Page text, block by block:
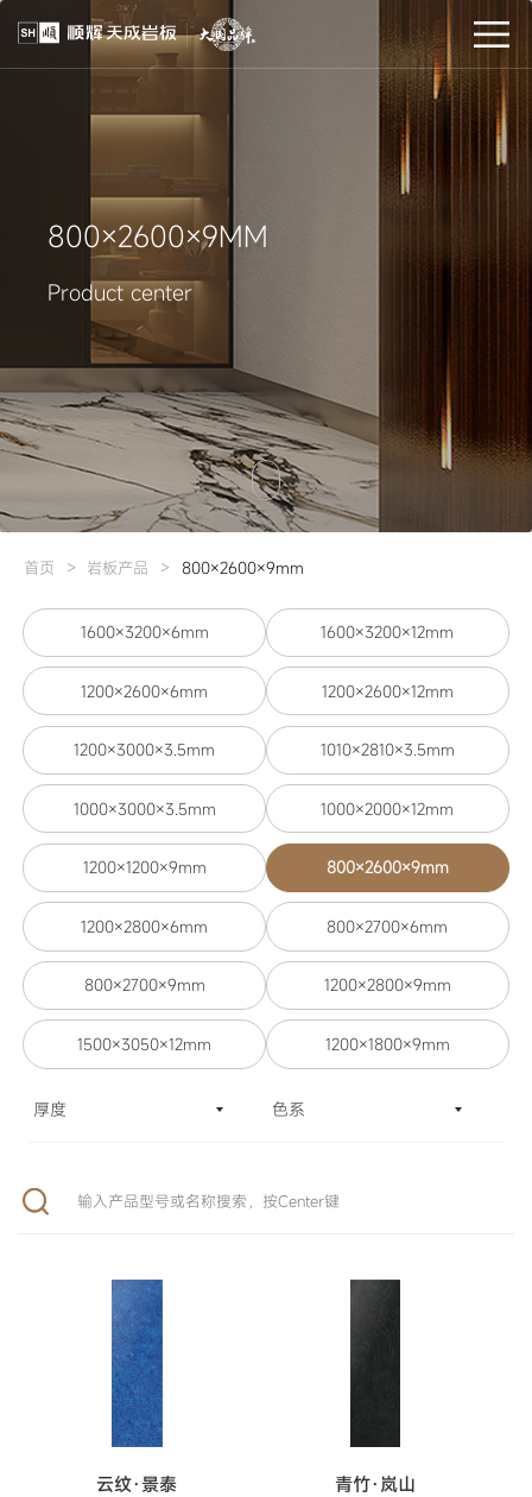
800×2600×9MM
Product center
首页 > 岩板产品 > 800×2600×9mm
1600×3200×6mm 1600×3200×12mm
1200×2600×6mm 1200×2600×12mm
1200×3000×3.5mm 1010×2810×3.5mm
1000×3000×3.5mm 1000×2000×12mm
1200×1200×9mm 800×2600×9mm
1200×2800×6mm 800×2700×6mm
800×2700×9mm 1200×2800×9mm
1500×3050×12mm 1200×1800×9mm
厚度 色系
云纹·景泰
青竹·岚山